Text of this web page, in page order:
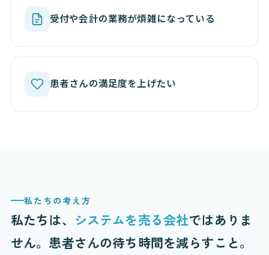
受付や会計の業務が煩雑になっている
患者さんの満足度を上げたい
私たちの考え方
私たちは、 システムを売る会社ではありま
せん。患者さんの待ち時間を減らすこと。